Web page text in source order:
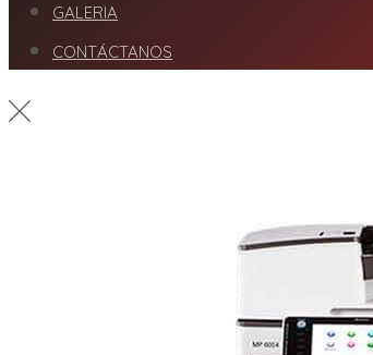
GALERIA
CONTÁCTANOS